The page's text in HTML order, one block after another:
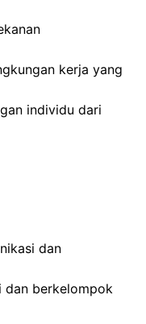
kerja yang
individu dari
dan
dan berkelompok